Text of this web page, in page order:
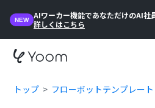
NEW
AIワーカー機能であなただけのAI社
詳しくはこちら
トップ フローボットテンプレート